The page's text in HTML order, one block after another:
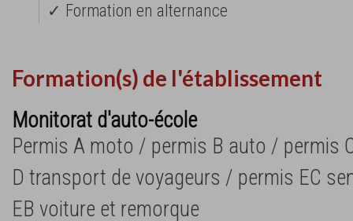
✓ Formation en alternance
Formation(s) de l'établissement
Monitorat d'auto-école
Permis A moto / permis B auto / permis
D transport de voyageurs / permis EC
EB voiture et remorque